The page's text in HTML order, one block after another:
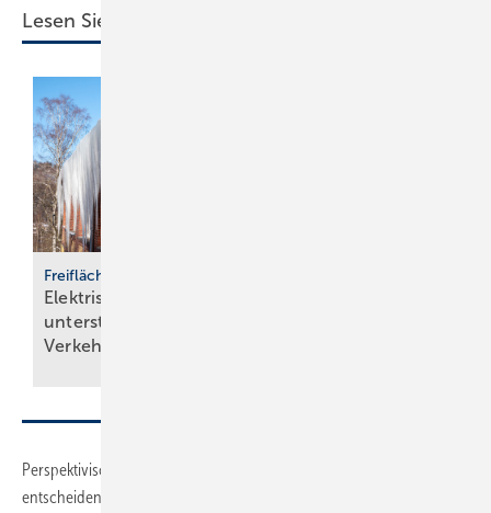
Lesen Sie auch:
Freiflächenheizungen
Elektrische Heizsysteme
unter­stützen bei
Ver­kehrs­siche­rungs­pflicht
Perspektivisch wird dieser Aspekt der Nachhaltigkeit immer
entscheidender, da die Möglichkeiten energiesparenden Bauens